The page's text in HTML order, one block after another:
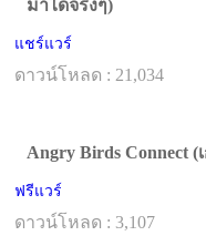
มาได้จริงๆ)
แชร์แวร์
ดาวน์โหลด : 21,034
Angry Birds Connect
ฟรีแวร์
ดาวน์โหลด : 3,107